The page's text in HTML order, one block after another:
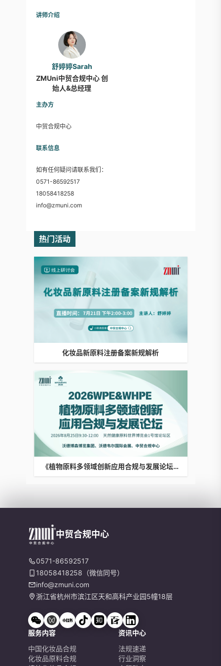
讲师介绍
舒婷婷Sarah
ZMUni中贸合规中心 创
始人&总经理
主办方
中贸合规中心
联系信息
如有任何疑问请联系我们：
0571-86592517
18058418258
info@zmuni.com
热门活动
化妆品新原料注册备案新规解析
《植物原料多领域创新应用合规与发展论坛》
中贸合规中心
0571-86592517
18058418258（微信同号）
info@zmuni.com
浙江省杭州市滨江区天和高科产业园5幢18层
服务内容
中国化妆品合规
化妆品原料合规
资讯中心
法规速递
行业洞察